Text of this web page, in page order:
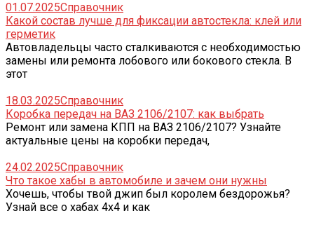
01.07.2025Справочник
Какой состав лучше для фиксации автостекла: клей или
герметик
Автовладельцы часто сталкиваются с необходимостью
замены или ремонта лобового или бокового стекла. В
этот
18.03.2025Справочник
Коробка передач на ВАЗ 2106/2107: как выбрать
Ремонт или замена КПП на ВАЗ 2106/2107? Узнайте
актуальные цены на коробки передач,
24.02.2025Справочник
Что такое хабы в автомобиле и зачем они нужны
Хочешь, чтобы твой джип был королем бездорожья?
Узнай все о хабах 4x4 и как